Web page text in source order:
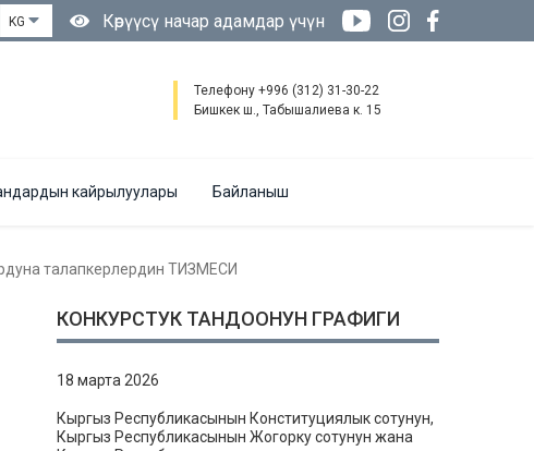
KG Көрүүсү начар адамдар үчүн
Телефону +996 (312) 31-30-22
Бишкек ш., Табышалиева к. 15
кайрылуулары Байланыш
талапкерлердин ТИЗМЕСИ
КОНКУРСТУК ТАНДООНУН ГРАФИГИ
18 марта 2026
Кыргыз Республикасынын Конституциялык сотунун,
Кыргыз Республикасынын Жогорку сотунун жана